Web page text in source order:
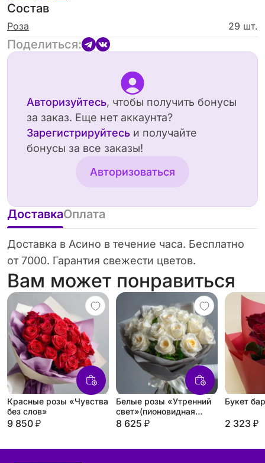
сюрприза.
Состав
Роза 29 шт.
Поделиться:
Авторизуйтесь, чтобы получить бонусы
за заказ. Еще нет аккаунта?
Зарегистрируйтесь и получайте
бонусы за все заказы!
Авторизоваться
ДоставкаОплата
Доставка в Асино в течение часа. Бесплатно
от 7000. Гарантия свежести цветов.
Вам может понравиться
Красные розы «Чувства
без слов»
9 850 ₽
Белые розы «Утренний
свет»(пионовидная
роза)
8 625 ₽
Букет
2 323 ₽